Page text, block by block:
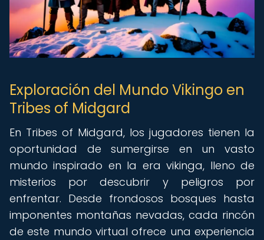
Exploración del Mundo Vikingo en
Tribes of Midgard
En Tribes of Midgard, los jugadores tienen la
oportunidad de sumergirse en un vasto
mundo inspirado en la era vikinga, lleno de
misterios por descubrir y peligros por
enfrentar. Desde frondosos bosques hasta
imponentes montañas nevadas, cada rincón
de este mundo virtual ofrece una experiencia